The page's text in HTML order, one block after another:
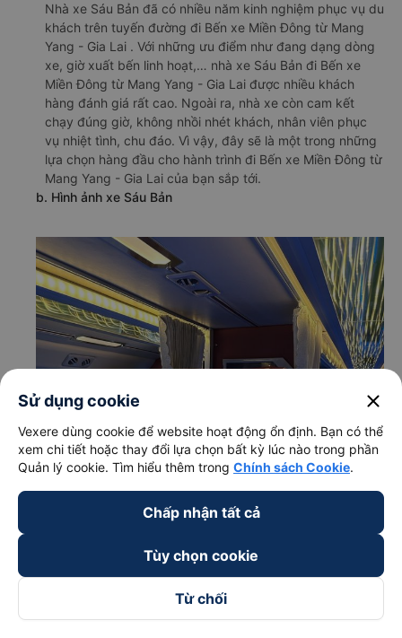
Nhà xe Sáu Bản đã có nhiều năm kinh nghiệm phục vụ du
khách trên tuyến đường đi Bến xe Miền Đông từ Mang
Yang - Gia Lai . Với những ưu điểm như đang dạng dòng
xe, giờ xuất bến linh hoạt,… nhà xe Sáu Bản đi Bến xe
Miền Đông từ Mang Yang - Gia Lai được nhiều khách
hàng đánh giá rất cao. Ngoài ra, nhà xe còn cam kết
chạy đúng giờ, không nhồi nhét khách, nhân viên phục
vụ nhiệt tình, chu đáo. Vì vậy, đây sẽ là một trong những
lựa chọn hàng đầu cho hành trình đi Bến xe Miền Đông từ
Mang Yang - Gia Lai của bạn sắp tới.
b. Hình ảnh xe Sáu Bản
Sử dụng cookie close
Vexere dùng cookie để website hoạt động ổn định. Bạn có thể
xem chi tiết hoặc thay đổi lựa chọn bất kỳ lúc nào trong phần
Quản lý cookie. Tìm hiểu thêm trong Chính sách Cookie.
Chấp nhận tất cả
Tùy chọn cookie
Từ chối